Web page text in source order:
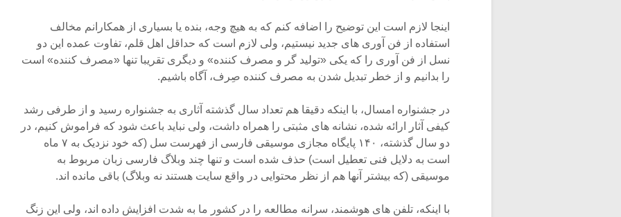
اینجا لازم است این توضیح را اضافه کنم که به هیچ وجه، بنده یا بسیاری از همکارانم مخالف
استفاده از فن آوری های جدید نیستیم، ولی لازم است که حداقل اهل قلم، تفاوت عمده این دو
نسل از فن آوری را که یکی «تولید گر و مصرف کننده» و دیگری تقریبا تنها «مصرف کننده» است
را بدانیم و از خطر تبدیل شدن به مصرف کننده صِرف، آگاه باشیم.
در جشنواره امسال، با اینکه دقیقا هم تعداد سال گذشته آثاری به جشنواره رسید و از طرفی رشد
کیفی آثار ارائه شده، نشانه های مثبتی را همراه داشت، ولی نباید باعث شود که فراموش کنیم، در
دو سال گذشته، ۱۴۰ پایگاه مجازی موسیقی فارسی از فهرست سل (که خود نزدیک به ۷ ماه
است به دلایل فنی تعطیل است) حذف شده است و تنها چند وبلاگ فارسی زبان مربوط به
موسیقی (که بیشتر آنها هم از نظر محتوایی در واقع سایت هستند نه وبلاگ) باقی مانده اند.
با اینکه، تلفن های هوشمند، سرانه مطالعه را در کشور ما به شدت افزایش داده اند، ولی این زنگ